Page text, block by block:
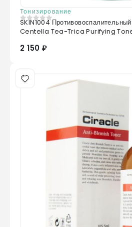
Тонизирование
0из 5
SKIN1004
Centella Tea-Trica Purifying
2 150 ₽